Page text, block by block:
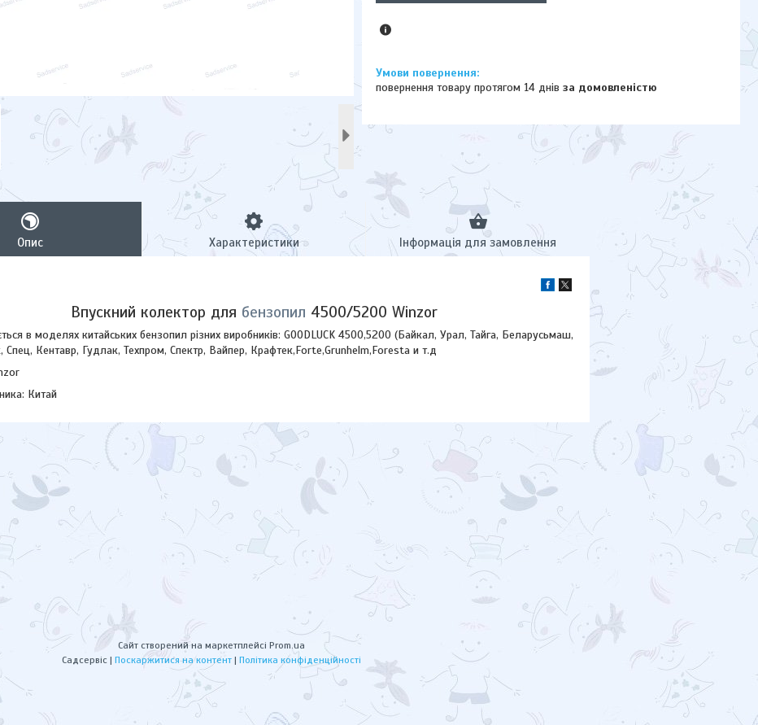
повернення товару протягом 14 днівза домовленістю
Опис Характеристики Інформація для замовлення
Впускний колектор для бензопил 4500/5200 Winzor
в моделях китайських бензопил різних виробників: GOODLUCK 4500,5200 (Байкал, Урал, Тайга, Беларусьмаш,
Спец, Кентавр, Гудлак, Техпром, Спектр, Вайпер, Крафтек,Forte,Grunhelm,Foresta и т.д
Китай
Сайт створений на маркетплейсі Prom.ua
Садсервіс | Поскаржитися на контент | Політика конфіденційності